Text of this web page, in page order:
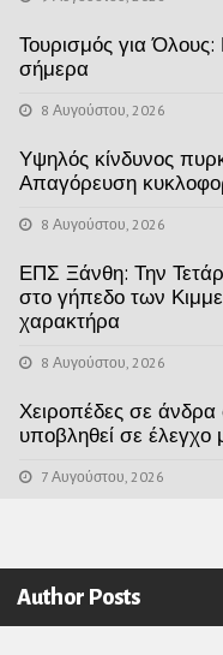
Τουρισμός για
σήμερα
8 Αυγούστου, 2026
Υψηλός κίνδυνος
Απαγόρευση
8 Αυγούστου, 2026
ΕΠΣ Ξάνθη: Την
στο γήπεδο των
χαρακτήρα
8 Αυγούστου, 2026
Χειροπέδες σε
υποβληθεί σε έλεγχο
7 Αυγούστου, 2026
Author Posts